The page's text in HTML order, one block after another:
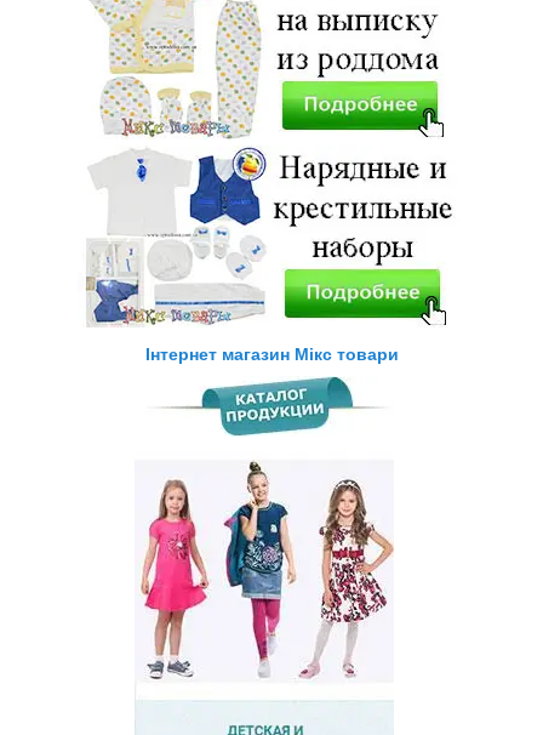
Інтернет магазин Мікс товари